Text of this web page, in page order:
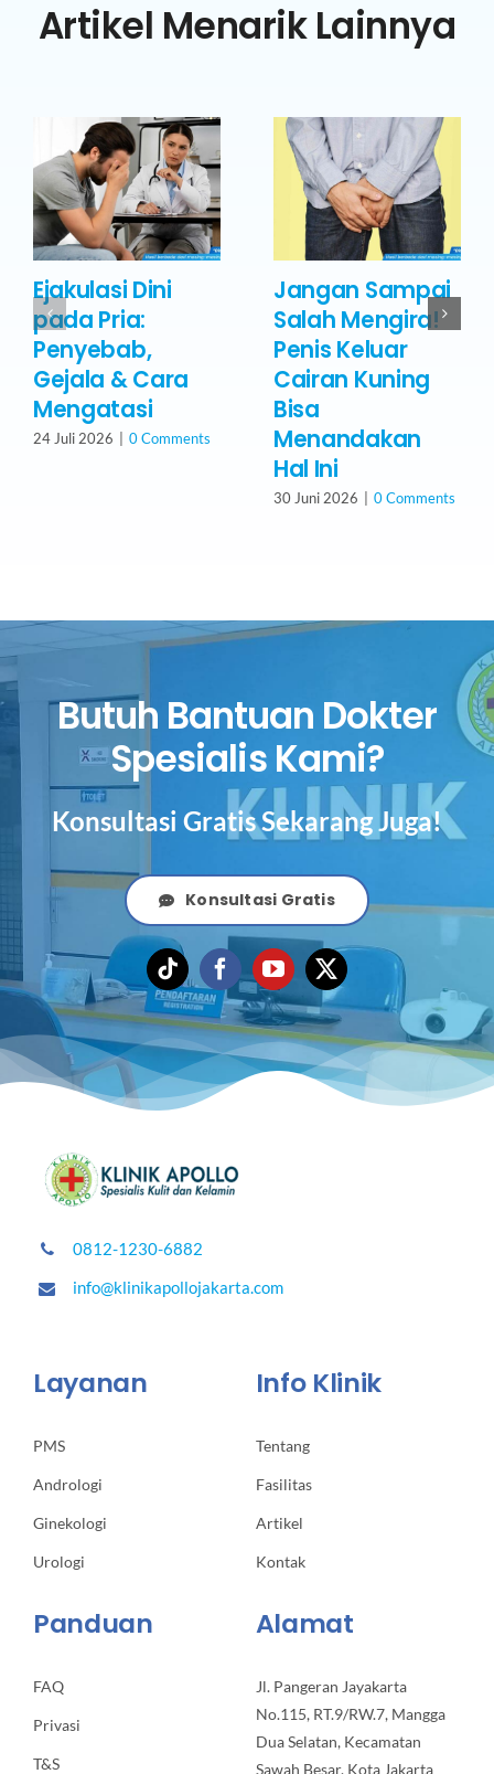
Artikel Menarik Lainnya
Ejakulasi Dini
pada Pria:
Penyebab,
Gejala & Cara
Mengatasi
24 Juli 2026 0 Comments
Jangan Sampai
Salah Mengira!
Penis Keluar
Cairan Kuning
Bisa
Menandakan
Hal Ini
30 Juni 2026 0 Comments
Butuh Bantuan Dokter
Spesialis Kami?
Konsultasi Gratis Sekarang Juga!
Konsultasi Gratis
0812-1230-6882
info@klinikapollojakarta.com
Layanan
PMS
Andrologi
Ginekologi
Urologi
Info Klinik
Tentang
Fasilitas
Artikel
Kontak
Panduan
FAQ
Privasi
T&S
Alamat
Jl. Pangeran Jayakarta
No.115, RT.9/RW.7, Mangga
Dua Selatan, Kecamatan
Sawah Besar, Kota Jakarta